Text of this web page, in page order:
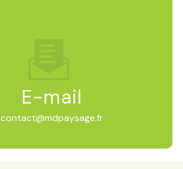
E-mail
contact@mdpaysage.fr